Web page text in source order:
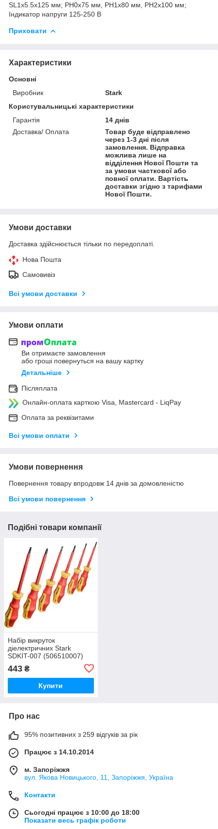
SL1х5.5х125 мм; PH0х75 мм, PH1х80 мм, PH2х100 мм;
Індикатор напруги 125-250 В
Приховати
Характеристики
Основні
Виробник
Stark
Користувальницькі характеристики
Гарантія
14 днів
Доставка/ Оплата
Товар буде відправлено
через 1-3 дні після
замовлення. Відправка
можлива лише на
відділення Нової Пошти та
за умови часткової або
повної оплати. Вартість
доставки згідно з тарифами
Нової Пошти.
Умови доставки
Доставка здійснюється тільки по передоплаті.
Нова Пошта
Самовивіз
Всі умови доставки
Умови оплати
Ви отримаєте замовлення
або гроші повернуться на вашу картку
Детальніше
Післяплата
Онлайн-оплата карткою Visa, Mastercard - LiqPay
Оплата за реквізитами
Всі умови оплати
Умови повернення
Повернення товару впродовж 14 днів за домовленістю
Всі умови повернення
Подібні товари компанії
Набір викруток
діелектричних Stark
SDKIT-007 (506510007)
443 ₴
Купити
Про нас
95% позитивних з 259 відгуків за рік
Працює з 14.10.2014
м. Запоріжжя
вул. Якова Новицького, 11, Запоріжжя, Україна
Контакти
Сьогодні працює з 10:00 до 18:00
Показати весь графік роботи